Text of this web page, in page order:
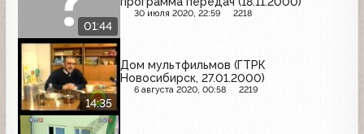
01:44
30 июля 2020, 22:59 2218
14:35
Дом мультфильмов (ГТРК
Новосибирск, 27.01.2000)
6 августа 2020, 00:58 2219